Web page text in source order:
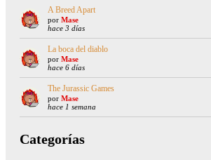
A Breed Apart
por Mase
hace 3 días
La boca del diablo
por Mase
hace 6 días
The Jurassic Games
por Mase
hace 1 semana
Categorías